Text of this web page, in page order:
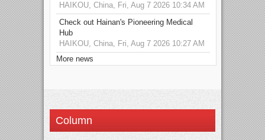
HAIKOU, China, Fri, Aug 7 2026 10:34 AM
Check out Hainan's Pioneering Medical
Hub
HAIKOU, China, Fri, Aug 7 2026 10:27 AM
More news
Column